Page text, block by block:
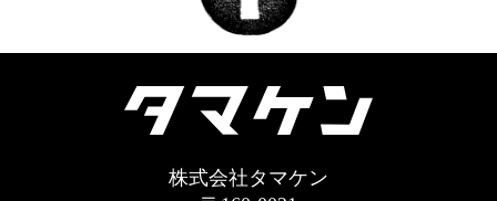
株式会社タマケン